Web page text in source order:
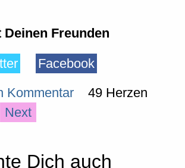
Deinen Freunden
Facebook
Kommentar
49 Herzen
Next
Dich auch